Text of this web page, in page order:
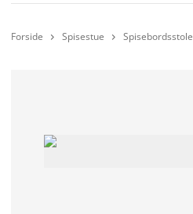
Forside  Spisestue  Spisebordsstole